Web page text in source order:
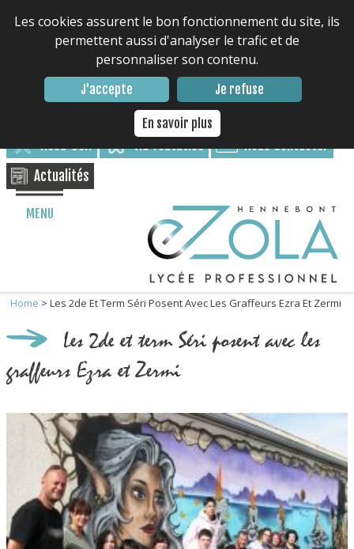
Les cookies assurent le bon fonctionnement du site, ils
permettent aussi d'analyser le trafic et de
personnaliser son contenu.
J'accepte Je refuse
En savoir plus
Contacter le lycée : 02 97 85 17 17
Nous suivre
Résa-Self via Toutatice
Nous Contacter
Actualités
MENU
Home > Les 2de Et Term Séri Posent Avec Les Graffeurs Ezra Et Zermi
Les 2de et term Séri posent avec les
graffeurs Ezra et Zermi